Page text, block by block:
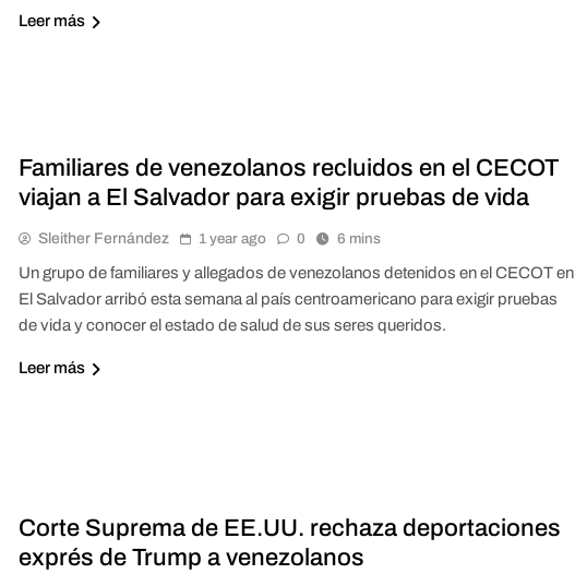
Leer más
Familiares de venezolanos recluidos en el CECOT
viajan a El Salvador para exigir pruebas de vida
Sleither Fernández 1 year ago 0 6 mins
Un grupo de familiares y allegados de venezolanos detenidos en el CECOT en
El Salvador arribó esta semana al país centroamericano para exigir pruebas
de vida y conocer el estado de salud de sus seres queridos.
Leer más
Corte Suprema de EE.UU. rechaza deportaciones
exprés de Trump a venezolanos